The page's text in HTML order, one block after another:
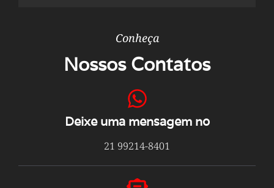
Conheça
Nossos Contatos
Deixe uma mensagem no
21 99214-8401